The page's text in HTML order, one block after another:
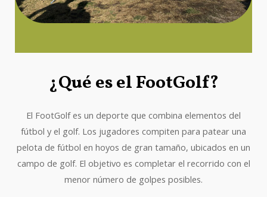
¿Qué es el FootGolf?
El FootGolf es un deporte que combina elementos del
fútbol y el golf. Los jugadores compiten para patear una
pelota de fútbol en hoyos de gran tamaño, ubicados en un
campo de golf. El objetivo es completar el recorrido con el
menor número de golpes posibles.